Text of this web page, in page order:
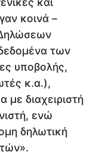
κοινά –
των
υποβολής,
κ.α.),
διαχειριστή
ενώ
δηλωτική